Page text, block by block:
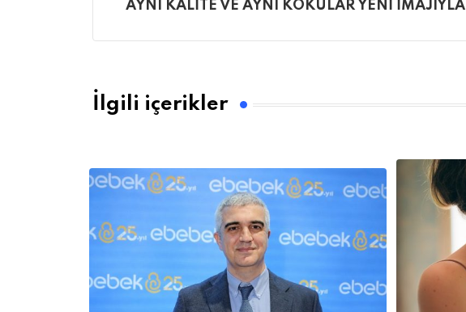
AYNI KALİTE VE AYNI KOKULAR YENİ İMAJIYLA
İlgili içerikler